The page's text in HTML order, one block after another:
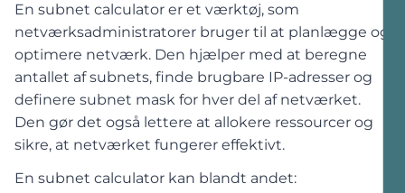
En subnet calculator er et værktøj, som
netværksadministratorer bruger til at planlægge og
optimere netværk. Den hjælper med at beregne
antallet af subnets, finde brugbare IP-adresser og
definere subnet mask for hver del af netværket.
Den gør det også lettere at allokere ressourcer og
sikre, at netværket fungerer effektivt.
En subnet calculator kan blandt andet: